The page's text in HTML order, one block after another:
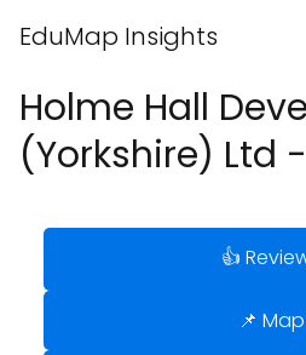
EduMap Insights
Holme Hall
(Yorkshire) Ltd
👍
📌 Map